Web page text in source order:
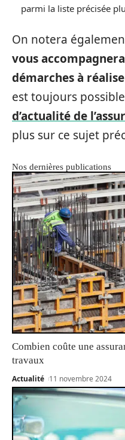
parmi la liste précisée
On notera
vous
démarches à
est toujours
d’actualité de
plus sur ce sujet
Nos dernières publications
Combien coûte une
travaux
Actualité 11 novembre 2024